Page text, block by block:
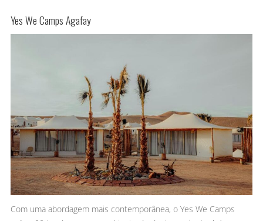
Yes We Camps Agafay
Com uma abordagem mais contemporânea, o Yes We Camps